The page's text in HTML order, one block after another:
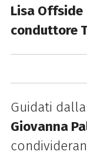
Lisa Offside
conduttore
Guidati dalla
Giovanna